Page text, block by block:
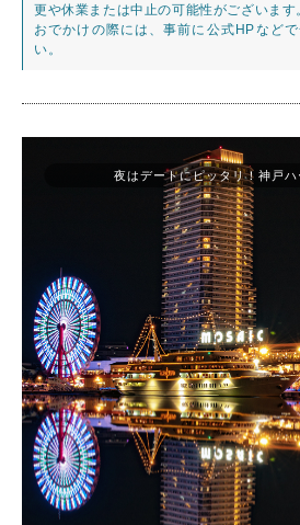
更や休業または中止の可能性がございます
おでかけの際には、事前に公式HPなど
い。
夜はデートにピッタリ！神戸ハ